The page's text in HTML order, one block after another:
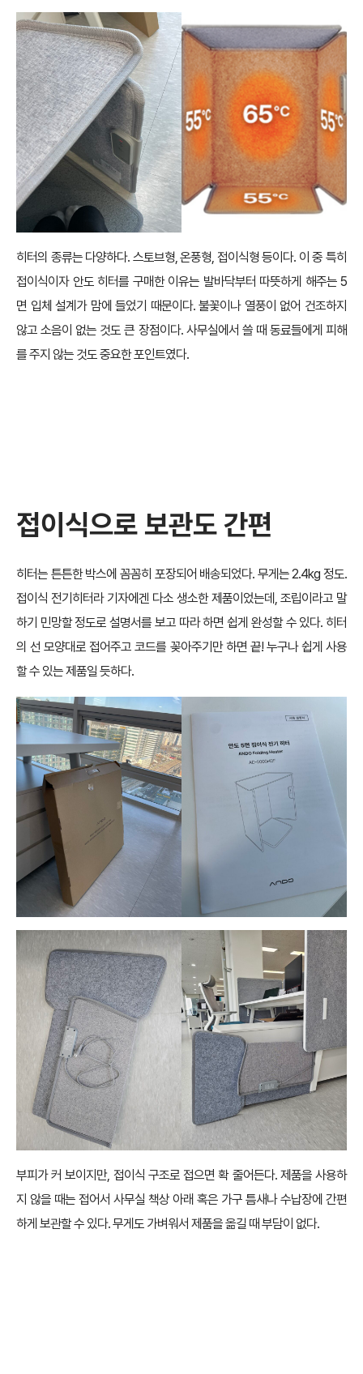
히터의 종류는 다양하다. 스토브형, 온풍형, 접이식형 등이다. 이 중 특히
접이식이자 안도 히터를 구매한 이유는 발바닥부터 따뜻하게 해주는 5
면 입체 설계가 맘에 들었기 때문이다. 불꽃이나 열풍이 없어 건조하지
않고 소음이 없는 것도 큰 장점이다. 사무실에서 쓸 때 동료들에게 피해
를 주지 않는 것도 중요한 포인트였다.
접이식으로 보관도 간편
히터는 튼튼한 박스에 꼼꼼히 포장되어 배송되었다. 무게는 2.4kg 정도.
접이식 전기히터라 기자에겐 다소 생소한 제품이었는데, 조립이라고 말
하기 민망할 정도로 설명서를 보고 따라 하면 쉽게 완성할 수 있다. 히터
의 선 모양대로 접어주고 코드를 꽂아주기만 하면 끝! 누구나 쉽게 사용
할 수 있는 제품일 듯하다.
부피가 커 보이지만, 접이식 구조로 접으면 확 줄어든다. 제품을 사용하
지 않을 때는 접어서 사무실 책상 아래 혹은 가구 틈새나 수납장에 간편
하게 보관할 수 있다. 무게도 가벼워서 제품을 옮길 때 부담이 없다.